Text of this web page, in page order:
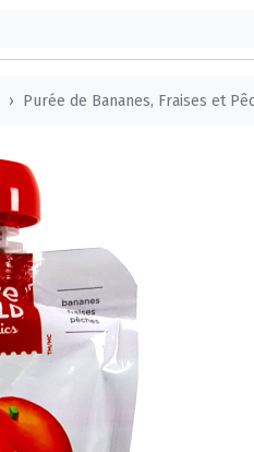
Purée de Bananes, Fraises et